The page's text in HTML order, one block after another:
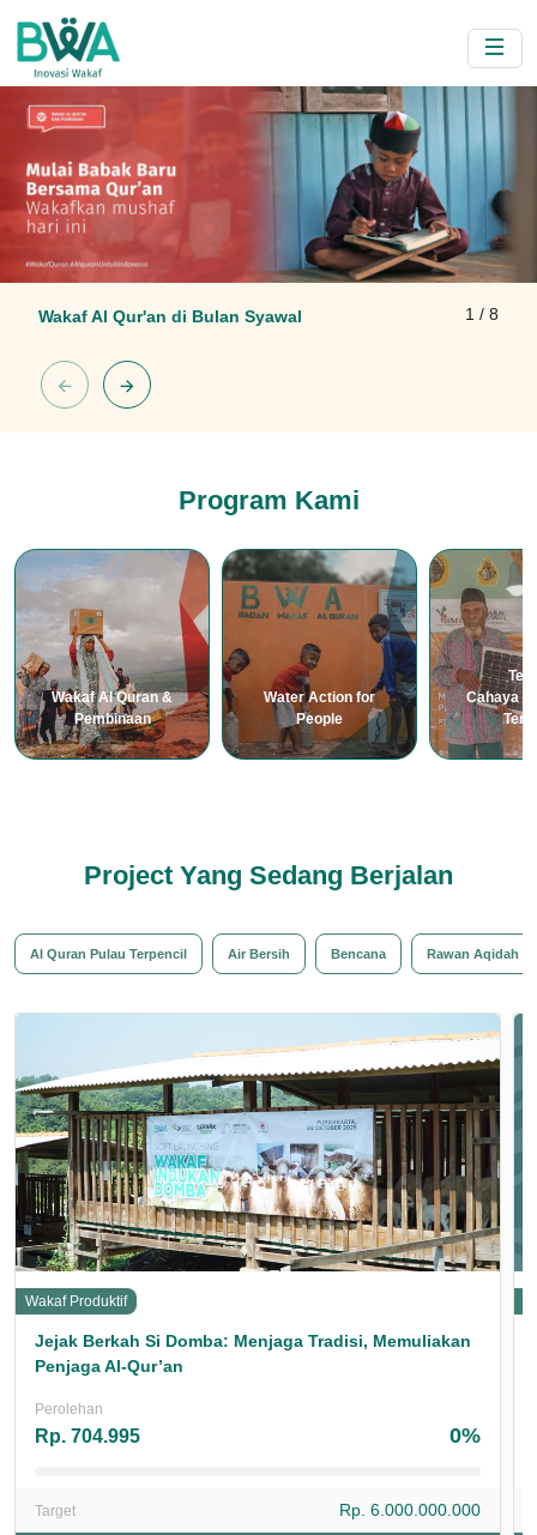
Wakaf Al Qur'an di Bulan Syawal 1 / 8
Program Kami
Wakaf Al Quran &
Pembinaan
Water Action for
People
Cahaya
Project Yang Sedang Berjalan
Al Quran Pulau Terpencil Air Bersih Bencana Rawan Aqidah
Wakaf Produktif
Jejak Berkah Si Domba: Menjaga Tradisi, Memuliakan
Penjaga Al-Qur’an
Perolehan
Rp. 704.995 0%
Target Rp. 6.000.000.000